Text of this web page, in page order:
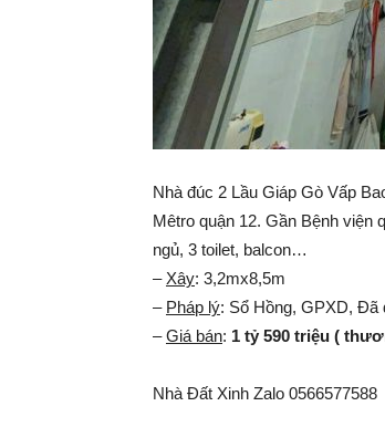
Nhà đúc 2 Lầu Giáp Gò Vấp
Mêtro quận 12. Gần Bệnh viện
ngủ, 3 toilet, balcon…
– Xây: 3,2mx8,5m
– Pháp lý: Sổ Hồng, GPXD, Đã
–Giá bán: 1 tỷ 590 triệu (
Nhà Đất Xinh Zalo 0566577588